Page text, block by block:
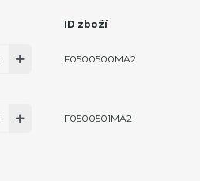
ID zboží
F0500500MA2
F0500501MA2